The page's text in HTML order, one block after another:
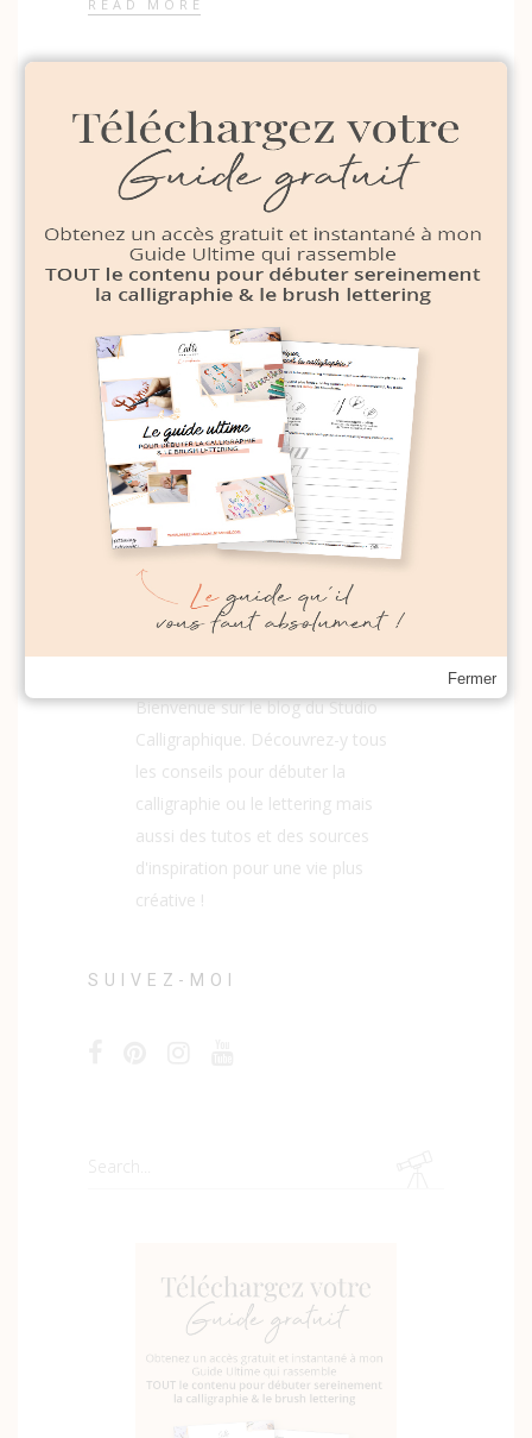
READ MORE
Bienvenue sur le blog du Studio
Calligraphique. Découvrez-y tous
les conseils pour débuter la
calligraphie ou le lettering mais
aussi des tutos et des sources
d'inspiration pour une vie plus
créative !
SUIVEZ-MOI
Search
Fermer